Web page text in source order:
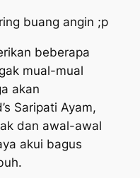
buang angin ;p
beberapa
mual-mual
akan
Saripati Ayam,
dan awal-awal
akui bagus